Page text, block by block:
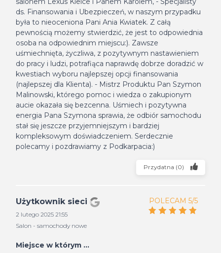
ds. Finansowania i Ubezpieczeń, w naszym przypadku
była to nieoceniona Pani Ania Kwiatek. Z całą
pewnością możemy stwierdzić, że jest to odpowiednia
osoba na odpowiednim miejscu:). Zawsze
uśmiechnięta, życzliwa, z pozytywnym nastawieniem
do pracy i ludzi, potrafiąca naprawdę dobrze doradzić w
kwestiach wyboru najlepszej opcji finansowania
(najlepszej dla Klienta). - Mistrz Produktu Pan Szymon
Malinowski, którego pomoc i wiedza o zakupionym
aucie okazała się bezcenna. Uśmiech i pozytywna
energia Pana Szymona sprawia, że odbiór samochodu
stał się jeszcze przyjemniejszym i bardziej
kompleksowym doświadczeniem. Serdecznie
polecamy i pozdrawiamy z Podkarpacia:)
Przydatna (0)
Użytkownik sieci
2 lutego 2025 21:55
Salon - samochody nowe
POLECAM 5/5
Miejsce w którym ...